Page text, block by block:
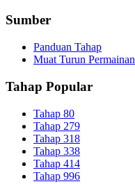
Sumber
Panduan Tahap
Muat Turun Permainan
Tahap Popular
Tahap 80
Tahap 279
Tahap 318
Tahap 338
Tahap 414
Tahap 996